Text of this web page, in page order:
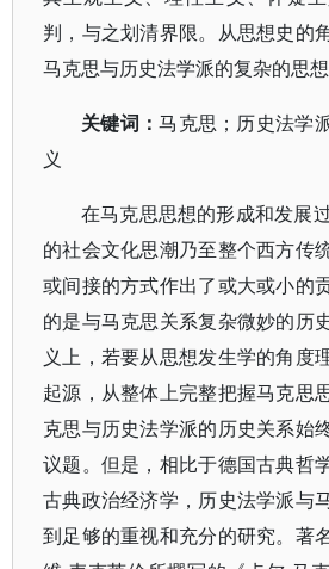
判，与之划清界限。从思想史的
马克思与历史法学派的复杂的思想
关键词：马克思；历史法学
义
在马克思思想的形成和发展
的社会文化思潮乃至整个西方传
或间接的方式作出了或大或小的
的是与马克思关系复杂微妙的历
义上，若要从思想发生学的角度
起源，从整体上完整把握马克思
克思与历史法学派的历史关系始
议题。但是，相比于德国古典哲
古典政治经济学，历史法学派与
到足够的重视和充分的研究。著